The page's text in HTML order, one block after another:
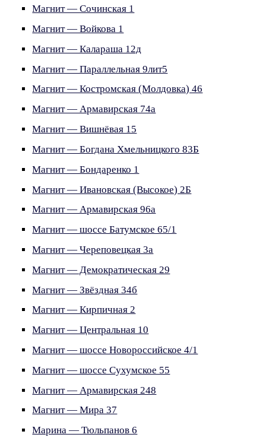
Магнит — Сочинская 1
Магнит — Войкова 1
Магнит — Калараша 12д
Магнит — Параллельная 9лит5
Магнит — Костромская (Молдовка) 46
Магнит — Армавирская 74а
Магнит — Вишнёвая 15
Магнит — Богдана Хмельницкого 83Б
Магнит — Бондаренко 1
Магнит — Ивановская (Высокое) 2Б
Магнит — Армавирская 96а
Магнит — шоссе Батумское 65/1
Магнит — Череповецкая 3а
Магнит — Демократическая 29
Магнит — Звёздная 34б
Магнит — Кирпичная 2
Магнит — Центральная 10
Магнит — шоссе Новороссийское 4/1
Магнит — шоссе Сухумское 55
Магнит — Армавирская 248
Магнит — Мира 37
Марина — Тюльпанов 6